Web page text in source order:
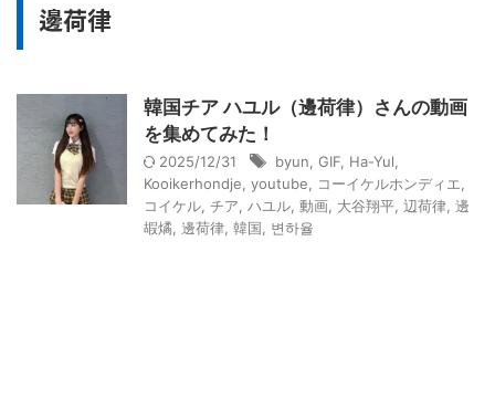
邊荷律
韓国チア ハユル（邊荷律）さんの動画
を集めてみた！
2025/12/31 byun GIF Ha-Yul
Kooikerhondje youtube コーイケルホンディエ
コイケル チア ハユル 動画 大谷翔平 辺荷律 邊
嘏燏 邊荷律 韓国 변하율